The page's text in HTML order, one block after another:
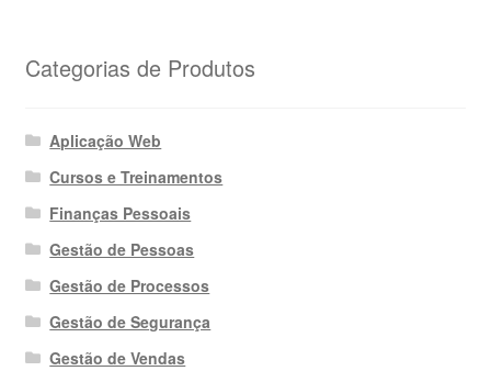
Categorias de Produtos
Aplicação Web
Cursos e Treinamentos
Finanças Pessoais
Gestão de Pessoas
Gestão de Processos
Gestão de Segurança
Gestão de Vendas